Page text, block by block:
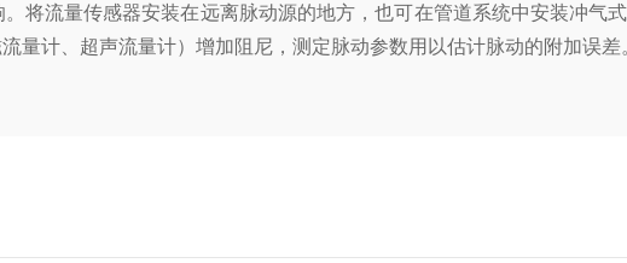
流量传感器安装在远离脉动源的地方，也可在管道系统中安装冲气
量计、超声流量计）增加阻尼，测定脉动参数用以估计脉动的附加误差